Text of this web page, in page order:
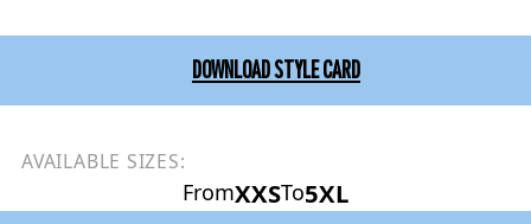
DOWNLOAD STYLE CARD
AVAILABLE SIZES:
FromXXSTo5XL